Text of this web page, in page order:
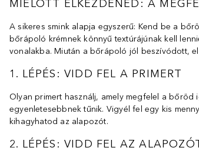
MIELŐTT ELKEZDENÉD: A
A sikeres smink alapja egyszerű: Kend be a
bőrápoló krémnek könnyű textúrájúnak kell
vonalakba. Miután a bőrápoló jól beszívódott,
1. LÉPÉS: VIDD FEL A PRIMERT
Olyan primert használj, amely megfelel a
egyenletesebbnek tűnik. Vigyél fel egy kis
kihagyhatod az alapozót.
2. LÉPÉS: VIDD FEL AZ